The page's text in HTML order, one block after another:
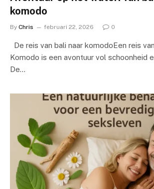
komodo
By Chris februari 22, 2026 0
De reis van bali naar komodoEen reis
Komodo is een avontuur vol schoonheid
De…